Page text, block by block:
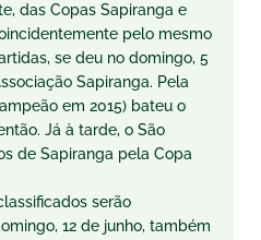
das Copas Sapiranga e
pelo mesmo
se deu no domingo, 5
Sapiranga. Pela
em 2015) bateu o
Já à tarde, o São
de Sapiranga pela Copa
serão
12 de junho, também